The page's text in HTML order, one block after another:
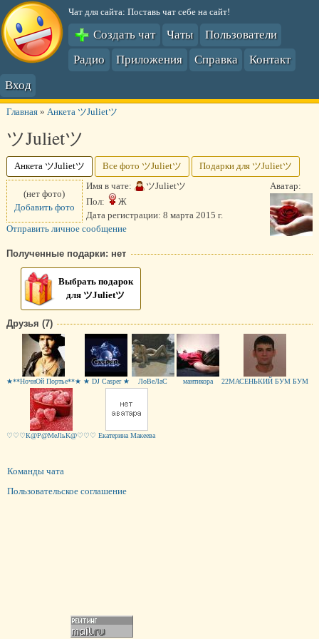
Чат для сайта: Поставь чат себе на сайт!
Создать чат Чаты
Пользователи
Радио
Приложения Справка
Контакт
Вход
Главная» Анкета ツJulietツ
ツJulietツ
Анкета ツJulietツ Все фото ツJulietツ
Подарки для ツJulietツ
Аватар:
(нет фото)
Добавить фото
Имя в чате:
ツJulietツ
Пол:
Ж
Дата регистрации: 8 марта 2015 г.
Отправить личное сообщение
Полученные подарки: нет
Выбрать подарок
для ツJulietツ
Друзья (7)
★**НочнОй Портье**★ ★ DJ Casper ★ ЛоВеЛаС мантикора 22МАСЕНЬКИЙ БУМ БУМ
♡♡♡К@Р@MeJlьK@♡♡♡ Екатерина Макеева
Команды чата
Пользовательское соглашение